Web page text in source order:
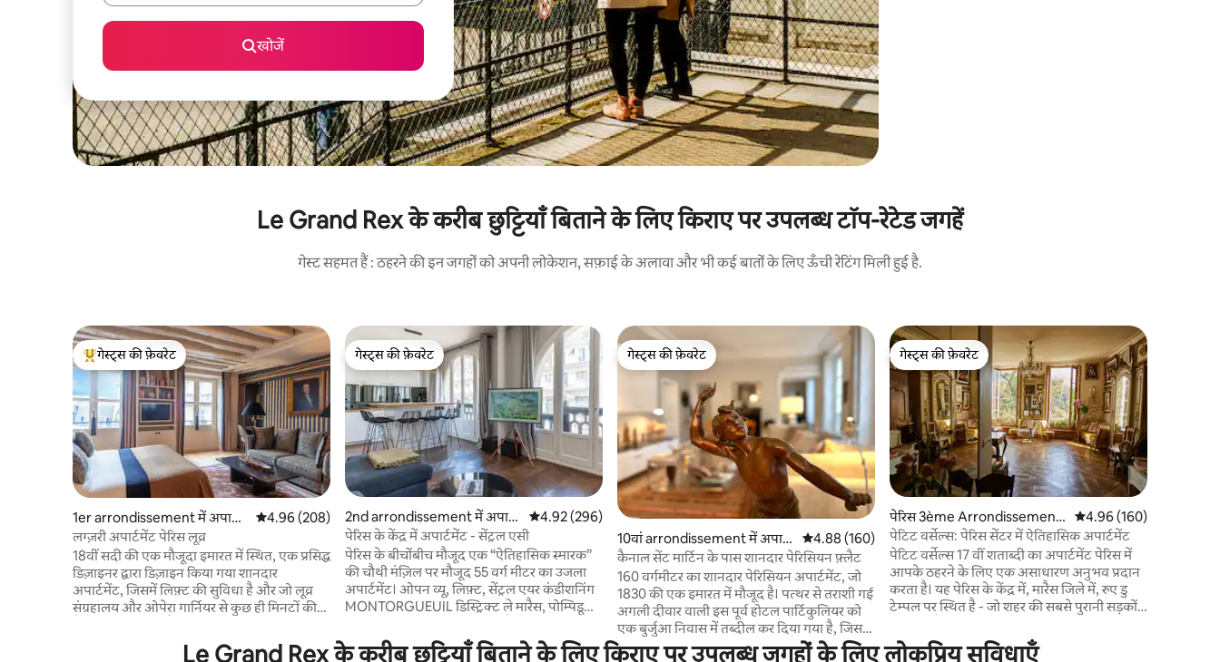
खोजें
Le Grand Rex के करीब छुट्टियाँ बिताने के लिए किराए पर उपलब्ध टॉप-रेटेड जगहें
गेस्ट सहमत हैं : ठहरने की इन जगहों को अपनी लोकेशन, सफ़ाई के अलावा और भी कई बातों के लिए ऊँची रेटिंग मिली हुई है.
गेस्ट्स का टॉप फ़ेवरेट
गेस्ट्स की फ़ेवरेट
1er arrondissement में अपार्ट
मेंट
औसत रेटिंग 5 में से 4.96, 208 समीक्षाएँ
4.96 (208)
लग्ज़री अपार्टमेंट पेरिस लूव्र
18वीं सदी की एक मौजूदा इमारत में स्थित, एक प्रसिद्ध
डिज़ाइनर द्वारा डिज़ाइन किया गया शानदार
अपार्टमेंट, जिसमें लिफ़्ट की सुविधा है और जो लूव्र
संग्रहालय और ओपेरा गार्नियर से कुछ ही मिनटों की
पूरी तरह सुसज्जित रसोई, रेन शॉवर वाले बाथरूम,
गेस्ट्स की फ़ेवरेट
गेस्ट्स की फ़ेवरेट
2nd arrondissement में अपार्ट
मेंट
औसत रेटिंग 5 में से 4.92, 296 समीक्षाएँ
4.92 (296)
पेरिस के केंद्र में अपार्टमेंट - सेंट्रल एसी
पेरिस के बीचोंबीच मौजूद एक “ऐतिहासिक स्मारक”
की चौथी मंज़िल पर मौजूद 55 वर्ग मीटर का उजला
अपार्टमेंट। ओपन व्यू, लिफ़्ट, सेंट्रल एयर कंडीशनिंग
MONTORGUEUIL डिस्ट्रिक्ट ले मारैस, पोम्पिडू
और पैलेस रॉयल से 15 मिनट की दूरी पर नोट्रे - डेम से
30 मिनट की दूरी पर एयरपोर्ट/रेलवे स्टेशन से
गेस्ट्स की फ़ेवरेट
गेस्ट्स की फ़ेवरेट
10वां arrondissement में अपार्ट
मेंट
औसत रेटिंग 5 में से 4.88, 160 समीक्षाएँ
4.88 (160)
कैनाल सेंट मार्टिन के पास शानदार पेरिसियन फ़्लैट
160 वर्गमीटर का शानदार पेरिसियन अपार्टमेंट, जो
1830 की एक इमारत में मौजूद है। पत्थर से तराशी गई
अगली दीवार वाली इस पूर्व होटल पार्टिकुलियर को
एक बुर्जुआ निवास में तब्दील कर दिया गया है, जिसमें
ऊँची मोल्डेड छतें और बड़े-बड़े कमरे हैं। सजावट में कई
गेस्ट्स की फ़ेवरेट
गेस्ट्स की फ़ेवरेट
पेरिस 3ème Arrondissement
में कॉन्डो
औसत रेटिंग 5 में से 4.96,
4.96 (160)
पेटिट वर्सेल्स: पेरिस सेंटर में ऐतिहासिक अपार्टमेंट
पेटिट वर्सेल्स 17 वीं शताब्दी का अपार्टमेंट पेरिस में
आपके ठहरने के लिए एक असाधारण अनुभव प्रदान
करता है। यह पेरिस के केंद्र में, मारैस जिले में, रुए डु
टेम्पल पर स्थित है - जो शहर की सबसे पुरानी सड़कों
साथ। अपार्टमेंट पूरी तरह से एक प्यार करने वाले जोड़े,
एक लेखक या जीवन में प्रेरणा और उत्तेजना की तलाश
Le Grand Rex के करीब छुट्टियाँ बिताने के लिए किराए पर उपलब्ध जगहों के लिए लोकप्रिय सुविधाएँ